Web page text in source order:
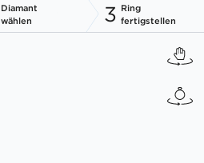
Diamant
wählen
3 Ring
fertigstellen